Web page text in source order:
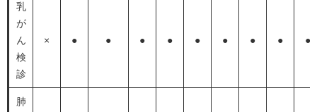
乳
が
ん
検
診
× ● ● ● ● ● ● ● ● ●
肺